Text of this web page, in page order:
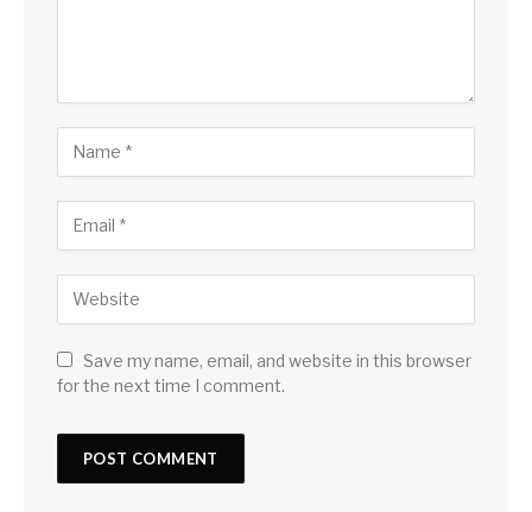
Save my name, email, and website in this browser
for the next time I comment.